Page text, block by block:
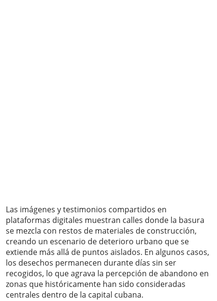
Las imágenes y testimonios compartidos en
plataformas digitales muestran calles donde la basura
se mezcla con restos de materiales de construcción,
creando un escenario de deterioro urbano que se
extiende más allá de puntos aislados. En algunos casos,
los desechos permanecen durante días sin ser
recogidos, lo que agrava la percepción de abandono en
zonas que históricamente han sido consideradas
centrales dentro de la capital cubana.